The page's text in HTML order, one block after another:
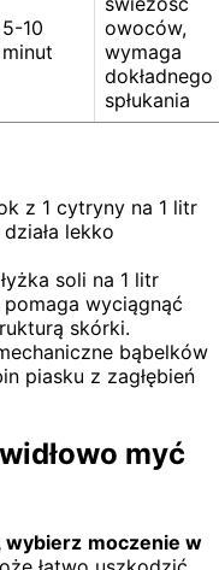
5-10
minut
owoców,
wymaga
dokładnego
spłukania
z 1 cytryny na 1 litr
lekko
łyżka soli na 1 litr
wyciągnąć
skórki.
bąbelków
piasku z zagłębień
myć
wybierz moczenie w